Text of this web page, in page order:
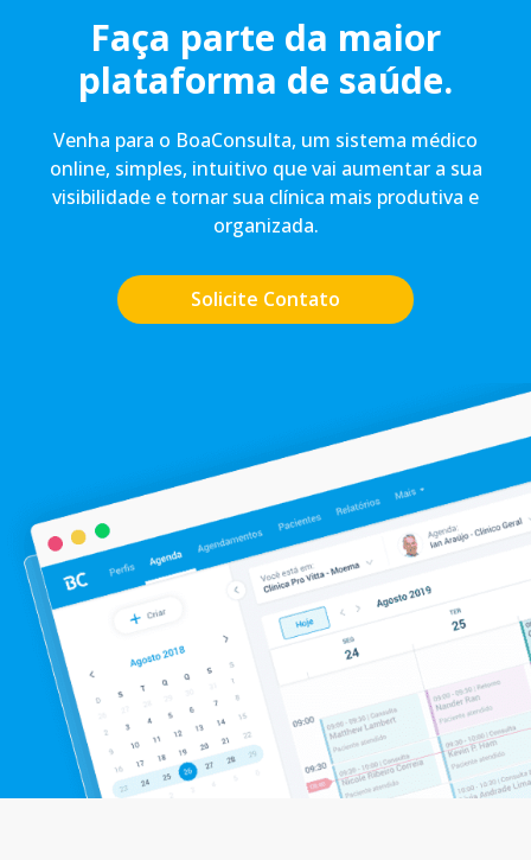
Faça parte da maior
plataforma de saúde.
Venha para o BoaConsulta, um sistema médico
online, simples, intuitivo que vai aumentar a sua
visibilidade e tornar sua clínica mais produtiva e
organizada.
Solicite Contato